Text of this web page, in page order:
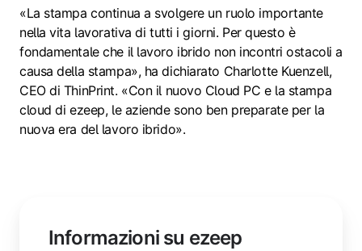
«La stampa continua a svolgere un ruolo importante
nella vita lavorativa di tutti i giorni. Per questo è
fondamentale che il lavoro ibrido non incontri ostacoli a
causa della stampa», ha dichiarato Charlotte Kuenzell,
CEO di ThinPrint. «Con il nuovo Cloud PC e la stampa
cloud di ezeep, le aziende sono ben preparate per la
nuova era del lavoro ibrido».
Informazioni su ezeep